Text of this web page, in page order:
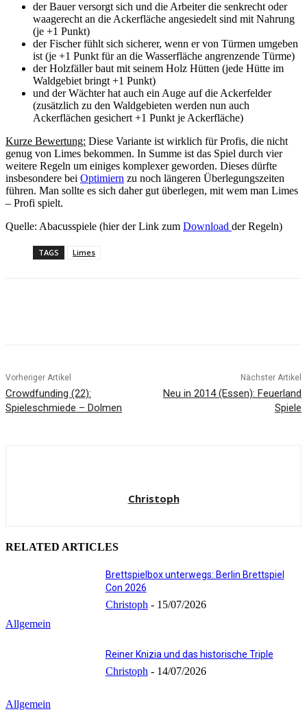
der Bauer versorgt sich und die Arbeiter die senkrecht oder
waagerecht an die Ackerfläche angesiedelt sind mit Nahrung
(je +1 Punkt)
der Fischer fühlt sich sicherer, wenn er von Türmen umgeben
ist (je +1 Punkt für an die Wasserfläche angrenzende Türme)
der Holzfäller baut mit seinem Holz Hütten (jede Hütte im
Waldgebiet bringt +1 Punkt)
und der Wächter hat auch ein Auge auf die Ackerfelder
(zusätzlich zu den Waldgebieten werden nun auch
Ackerflächen gesichert +1 Punkt je Ackerfläche)
Kurze Bewertung: Diese Variante ist wirklich für Profis, die nicht
genug von Limes bekommen. In Summe ist das Spiel durch vier
weitere Regeln um einiges komplexer geworden. Dieses dürfte
insbesondere bei Optimiern zu noch längeren Überlegungszeiten
führen. Man sollte es sich daher gut überlegen, mit wem man Limes
– Profi spielt.
Quelle: Abacusspiele (hier der Link zum Download der Regeln)
TAGS Limes
Vorheriger Artikel
Crowdfunding (22):
Spieleschmiede – Dolmen
Nächster Artikel
Neu in 2014 (Essen): Feuerland
Spiele
Christoph
RELATED ARTICLES
Allgemein
Brettspielbox unterwegs: Berlin Brettspiel
Con 2026
Christoph - 15/07/2026
Allgemein
Reiner Knizia und das historische Triple
Christoph - 14/07/2026